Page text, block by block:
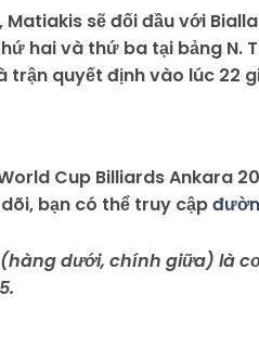
sẽ đối đầu với
hai và thứ ba tại bảng N.
trận quyết định vào lúc 22
Cup Billiards Ankara
bạn có thể truy cập
dưới, chính giữa) là